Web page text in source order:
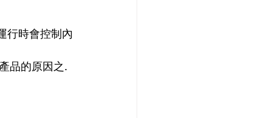
行時會控制內
品的原因之.